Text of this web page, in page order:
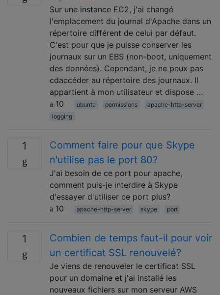
Sur une instance EC2, j'ai changé
l'emplacement du journal d'Apache dans un
répertoire différent de celui par défaut.
C'est pour que je puisse conserver les
journaux sur un EBS (non-boot, uniquement
des données). Cependant, je ne peux pas
cdaccéder au répertoire des journaux. Il
appartient à mon utilisateur et dispose …
10
ubuntu permissions
apache-http-server
logging
1
Comment faire pour que Skype
n'utilise pas le port 80?
J'ai besoin de ce port pour apache,
comment puis-je interdire à Skype
d'essayer d'utiliser ce port plus?
10
apache-http-server skype port
1
Combien de temps faut-il pour voir
un certificat SSL renouvelé?
Je viens de renouveler le certificat SSL
pour un domaine et j'ai installé les
nouveaux fichiers sur mon serveur AWS